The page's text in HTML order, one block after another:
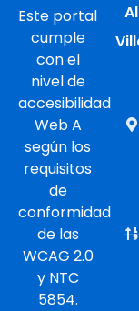
Este portal
cumple
con el
nivel de
accesibilidad
Web A
según los
requisitos
de
conformidad
de las
WCAG 2.0
y NTC
5854.